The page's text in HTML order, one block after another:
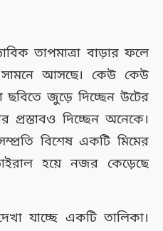
তাপমাত্রা বাড়ার ফলে
আসছে। কেউ কেউ
ছবিতে জুড়ে দিচ্ছেন উটের
দিচ্ছেন অনেকে।
বিশেষ একটি মিমের
হয়ে নজর কেড়েছে
যাচ্ছে একটি তালিকা।